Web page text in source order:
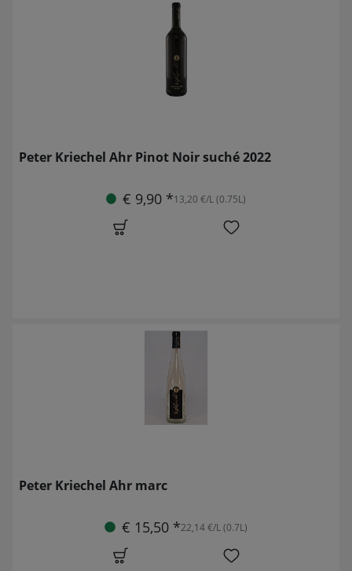
Peter Kriechel Ahr Pinot Noir suché 2022
€ 9,90 *13,20 €/L (0.75L)
Peter Kriechel Ahr marc
€ 15,50 *22,14 €/L (0.7L)